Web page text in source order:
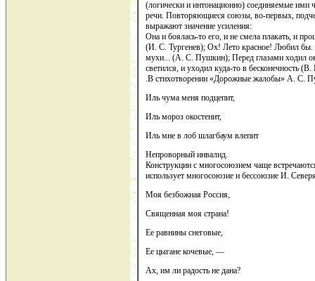
(логически и интонационно) соединяемые ими
речи. Повторяющиеся союзы, во-первых,
выражают значение усиления:
Она и боялась-то его, и не смела плакать, и
(И. С. Тургенев); Ох! Лето красное! Любил бы.
мухи... (А. С. Пушкин); Перед глазами ходил
светился, и уходил куда-то в бесконечность
.В стихотворении «Дорожные жалобы» А. С.
Иль чума меня подцепит,
Иль мороз окостенит,
Иль мне в лоб шлагбаум влепит
Непроворный инвалид.
Конструкции с многосоюзием чаще
использует многосоюзие и бессоюзие И.
Моя безбожная Россия,
Священная моя страна!
Ее равнины снеговые,
Ее цыгане кочевые, —
Ах, им ли радость не дана?